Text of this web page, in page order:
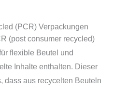
(PCR) Verpackungen
(post consumer recycled)
flexible Beutel und
Inhalte enthalten. Dieser
dass aus recycelten Beuteln